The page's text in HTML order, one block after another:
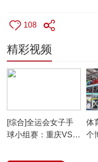
108
精彩视频
[综合]全运会女子手
球小组赛：重庆VS广
体
个